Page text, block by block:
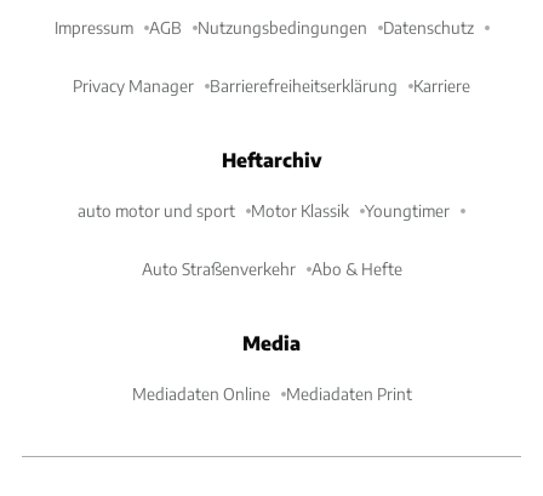
Impressum AGB Nutzungsbedingungen Datenschutz
Privacy Manager Barrierefreiheitserklärung Karriere
Heftarchiv
auto motor und sport Motor Klassik Youngtimer
Auto Straßenverkehr Abo & Hefte
Media
Mediadaten Online Mediadaten Print